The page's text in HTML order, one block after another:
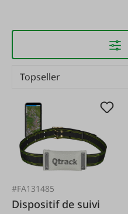
#FA131485
Dispositif de suivi